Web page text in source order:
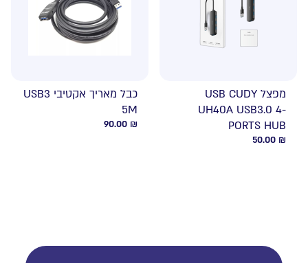
מפצל USB CUDY
UH40A USB3.0 4-
PORTS HUB
50.00 ₪
כבל מאריך אקטיבי USB3
5M
90.00 ₪